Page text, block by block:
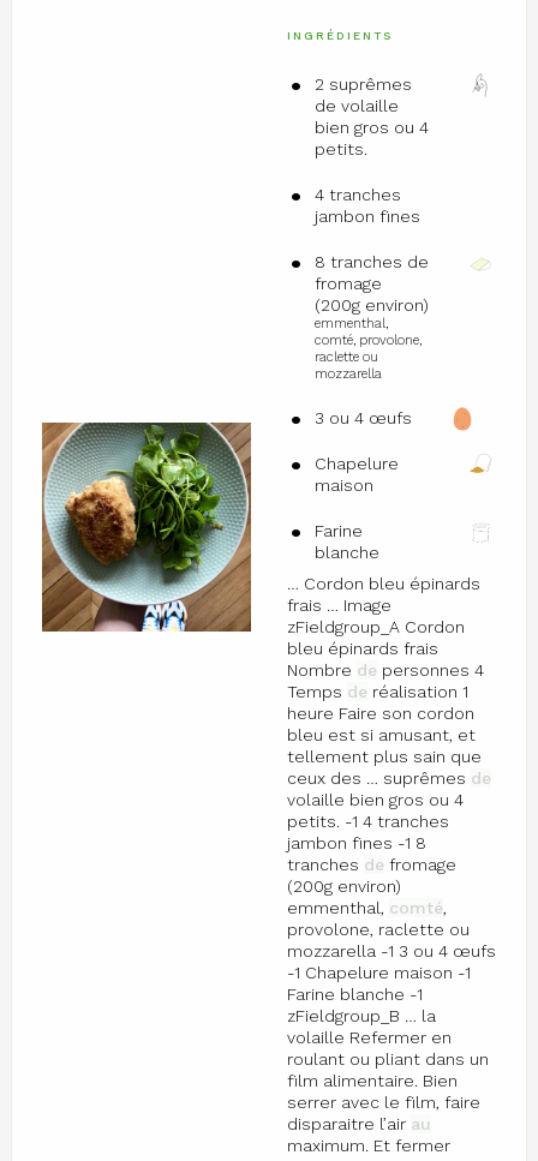
INGRÉDIENTS
2 suprêmes
de volaille
bien gros ou 4
petits.
4 tranches
jambon fines
8 tranches de
fromage
(200g environ)
emmenthal,
comté, provolone,
raclette ou
mozzarella
3 ou 4 œufs
Chapelure
maison
Farine
blanche
… Cordon bleu épinards
frais … Image
zFieldgroup_A Cordon
bleu épinards frais
Nombre de personnes 4
Temps de réalisation 1
heure Faire son cordon
bleu est si amusant, et
tellement plus sain que
ceux des … suprêmes de
volaille bien gros ou 4
petits. -1 4 tranches
jambon fines -1 8
tranches de fromage
(200g environ)
emmenthal, comté,
provolone, raclette ou
mozzarella -1 3 ou 4 œufs
-1 Chapelure maison -1
Farine blanche -1
zFieldgroup_B … la
volaille Refermer en
roulant ou pliant dans un
film alimentaire. Bien
serrer avec le film, faire
disparaitre l’air au
maximum. Et fermer